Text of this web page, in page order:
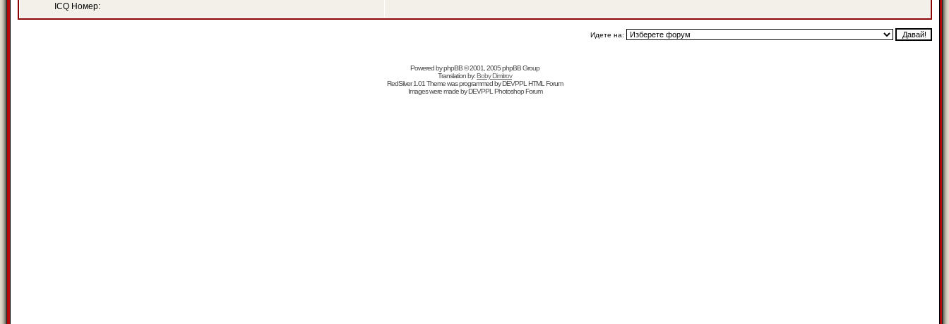
ICQ Номер:
Идете на:
Powered byphpBB© 2001, 2005 phpBB Group
Translation by:Boby Dimitrov
RedSilver 1.01 Theme was programmed byDEVPPL HTML Forum
Images were made byDEVPPL Photoshop Forum